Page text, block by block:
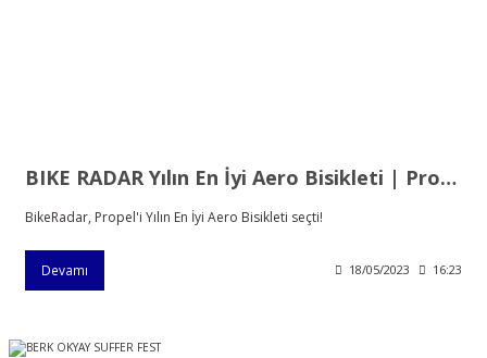
BIKE RADAR Yılın En İyi Aero Bisikleti | Propel Advanced Pro AXS
BikeRadar, Propel'i Yılın En İyi Aero Bisikleti seçti!
Devamı 18/05/2023 16:23